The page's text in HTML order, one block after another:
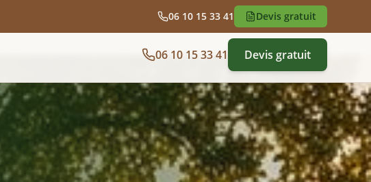
06 10 15 33 41 Devis gratuit
06 10 15 33 41 Devis gratuit